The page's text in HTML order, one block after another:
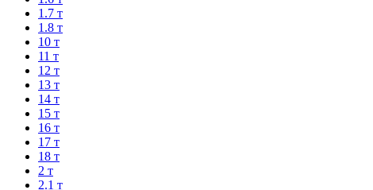
1.7 т
1.8 т
10 т
11 т
12 т
13 т
14 т
15 т
16 т
17 т
18 т
2 т
2.1 т